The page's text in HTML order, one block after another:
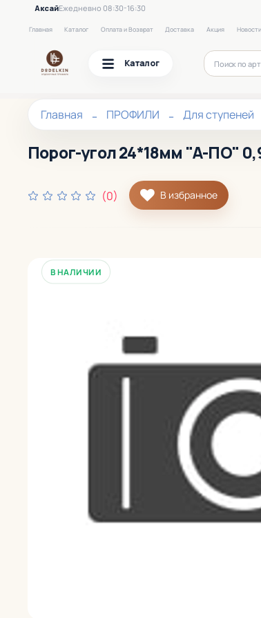
АксайЕжедневно 08:30-16:30
Главная Каталог Оплата и Возврат Доставка Акция Новости
Каталог
Главная ПРОФИЛИ Для ступеней
Порог-угол 24*18мм "А-ПО"
(0) В избранное
В НАЛИЧИИ